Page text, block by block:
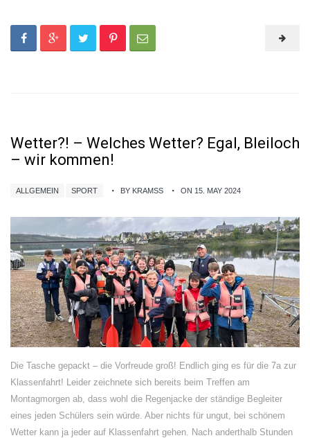
Wetter?! – Welches Wetter? Egal, Bleiloch
– wir kommen!
ALLGEMEIN SPORT BY KRAMSS ON 15. MAY 2024
Die Tasche gepackt – die Vorfreude groß! Endlich ging es für die 7a zur
Klassenfahrt! Leider zeichnete sich bereits beim Treffen am
Montagmorgen ab, dass wohl die Regenjacke der ständige Begleiter
eines jeden Schülers sein würde. Aber nichts für ungut, bei schönem
Wetter kann ja jeder auf Klassenfahrt gehen. Nach anderthalb Stunden